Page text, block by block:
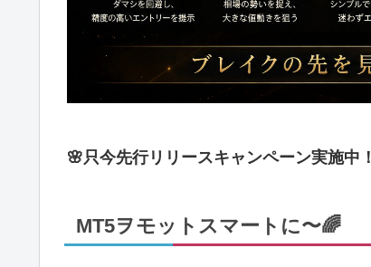
🌸只今先行リリースキャンペーン実施中！
MT5ヲモットスマートに〜🌈